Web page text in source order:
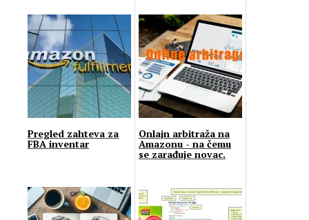
Pregled zahteva za
FBA inventar
Onlajn arbitraža na
Amazonu - na čemu
se zarađuje novac.